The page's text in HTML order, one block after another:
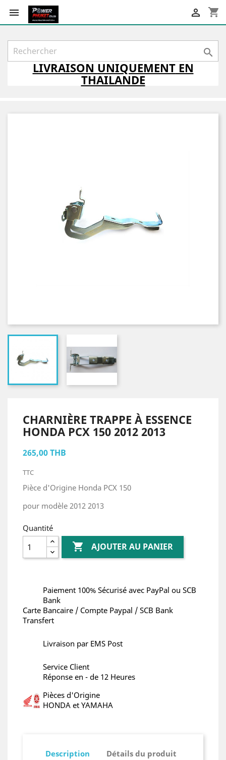
 shopping_cart


LIVRAISON UNIQUEMENTEN
THAILANDE
CHARNIÈRE TRAPPE À ESSENCE
HONDA PCX 150 2012 2013
265,00 THB
TTC
Pièce d'Origine Honda PCX 150
pour modèle 2012 2013
Quantité
 AJOUTER AU PANIER
Paiement 100% Sécurisé avec PayPal ou SCB
Bank
Carte Bancaire / Compte Paypal / SCB Bank
Transfert
Livraison par EMS Post
Service Client
Réponse en - de 12 Heures
Pièces d'Origine
HONDA et YAMAHA
Description Détails du produit